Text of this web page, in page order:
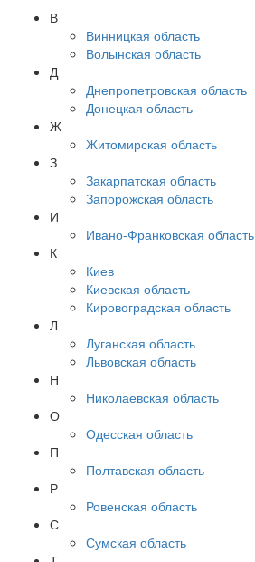
В
Винницкая область
Волынская область
Д
Днепропетровская область
Донецкая область
Ж
Житомирская область
З
Закарпатская область
Запорожская область
И
Ивано-Франковская область
К
Киев
Киевская область
Кировоградская область
Л
Луганская область
Львовская область
Н
Николаевская область
О
Одесская область
П
Полтавская область
Р
Ровенская область
С
Сумская область